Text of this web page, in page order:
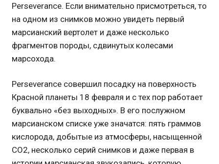
Perseverance. Если внимательно присмотреться, то
на одном из снимков можно увидеть первый
марсианский вертолет и даже несколько
фрагментов породы, сдвинутых колесами
марсохода.
Perseverance совершил посадку на поверхность
Красной планеты 18 февраля и с тех пор работает
буквально «без выходных». В его послужном
марсианском списке уже значатся: пять граммов
кислорода, добытые из атмосферы, насыщенной
СО2, несколько серий снимков и даже первая в